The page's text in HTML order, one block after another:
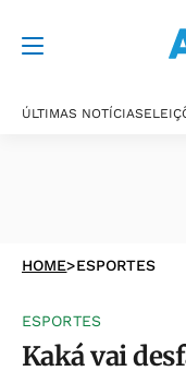
ÚLTIMAS NOTÍCIAS
HOME>ESPORTES
ESPORTES
Kaká vai